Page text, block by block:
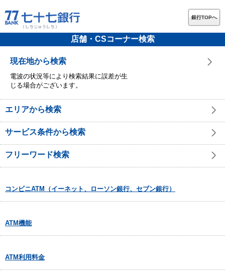
銀行TOPへ
店舗・CSコーナー検索
現在地から検索
電波の状況等により検索結果に誤差が生
じる場合がございます。
エリアから検索
サービス条件から検索
フリーワード検索
コンビニATM（イーネット、ローソン銀行、セブン銀行）
ATM機能
ATM利用料金